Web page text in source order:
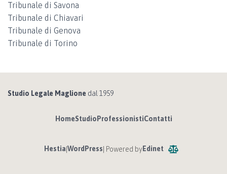
Tribunale di Savona
Tribunale di Chiavari
Tribunale di Genova
Tribunale di Torino
Studio Legale Maglione dal 1959
HomeStudio ProfessionistiContatti
Hestia|WordPress| Powered byEdinet